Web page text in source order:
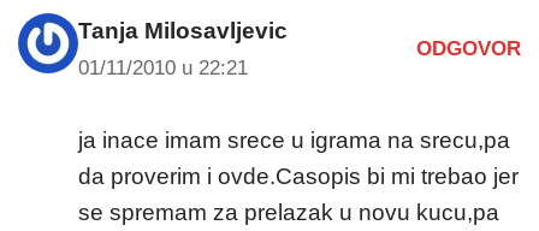
Tanja Milosavljevic
01/11/2010 u 22:21
ODGOVOR
ja inace imam srece u igrama na srecu,pa
da proverim i ovde.Casopis bi mi trebao jer
se spremam za prelazak u novu kucu,pa